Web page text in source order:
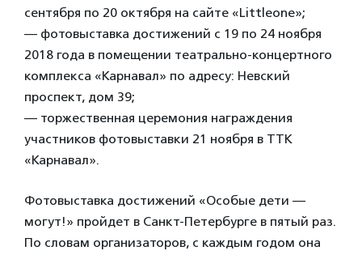
сентября по 20 октября на сайте «Littleone»;
— фотовыставка достижений с 19 по 24 ноября
2018 года в помещении театрально-концертного
комплекса «Карнавал» по адресу: Невский
проспект, дом 39;
— торжественная церемония награждения
участников фотовыставки 21 ноября в ТТК
«Карнавал».
Фотовыставка достижений «Особые дети —
могут!» пройдет в Санкт-Петербурге в пятый раз.
По словам организаторов, с каждым годом она